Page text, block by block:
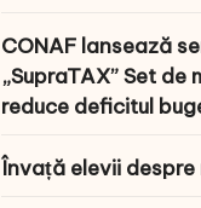
CONAF lansează
„SupraTAX” Set
reduce deficitul
Învață elevii